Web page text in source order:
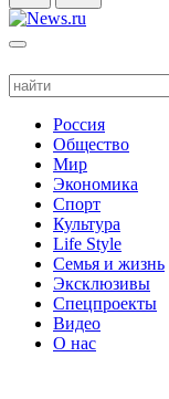
Россия
Общество
Мир
Экономика
Спорт
Культура
Life Style
Семья и жизнь
Эксклюзивы
Спецпроекты
Видео
О нас